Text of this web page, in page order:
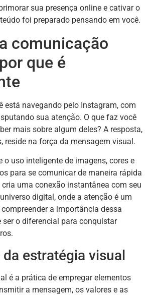
sua presença online e cativar o
foi preparado pensando em você.
comunicação
que é
está navegando pelo Instagram, com
sua atenção. O que faz você
mais sobre algum deles? A resposta,
reside na força da mensagem visual.
o uso inteligente de imagens, cores e
para se comunicar de maneira rápida
cria uma conexão instantânea com seu
digital, onde a atenção é um
a importância dessa
ser o diferencial para conquistar
estratégia visual
é a prática de empregar elementos
a mensagem, os valores e as